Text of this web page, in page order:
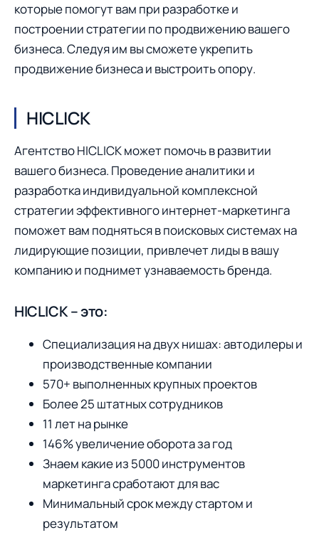
которые помогут вам при разработке и
построении стратегии по продвижению вашего
бизнеса. Следуя им вы сможете укрепить
продвижение бизнеса и выстроить опору.
HICLICK
Агентство HICLICK может помочь в развитии
вашего бизнеса. Проведение аналитики и
разработка индивидуальной комплексной
стратегии эффективного интернет-маркетинга
поможет вам подняться в поисковых системах на
лидирующие позиции, привлечет лиды в вашу
компанию и поднимет узнаваемость бренда.
HICLICK – это:
Специализация на двух нишах: автодилеры и
производственные компании
570+ выполненных крупных проектов
Более 25 штатных сотрудников
11 лет на рынке
146% увеличение оборота за год
Знаем какие из 5000 инструментов
маркетинга сработают для вас
Минимальный срок между стартом и
результатом